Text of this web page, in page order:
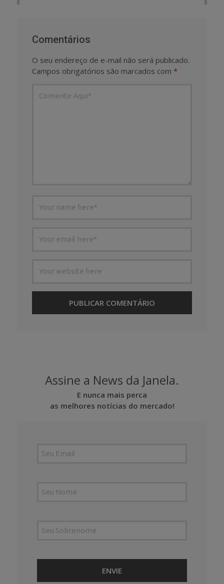
Comentários
O seu endereço de e-mail não será publicado.
Campos obrigatórios são marcados com *
Assine a News da Janela.
E nunca mais perca
as melhores notícias do mercado!